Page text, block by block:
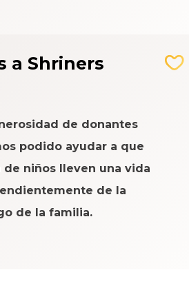
a Shriners
de donantes
podido ayudar a que
niños lleven una vida
de la
de la familia.